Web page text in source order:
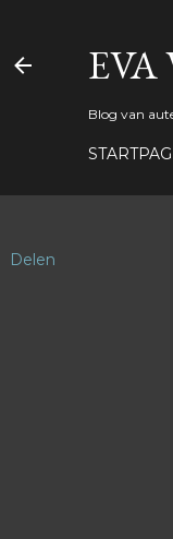
Blog van
Delen